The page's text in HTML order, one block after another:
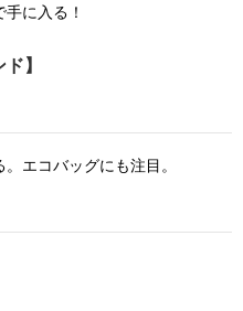
に入る！
】
エコバッグにも注目。